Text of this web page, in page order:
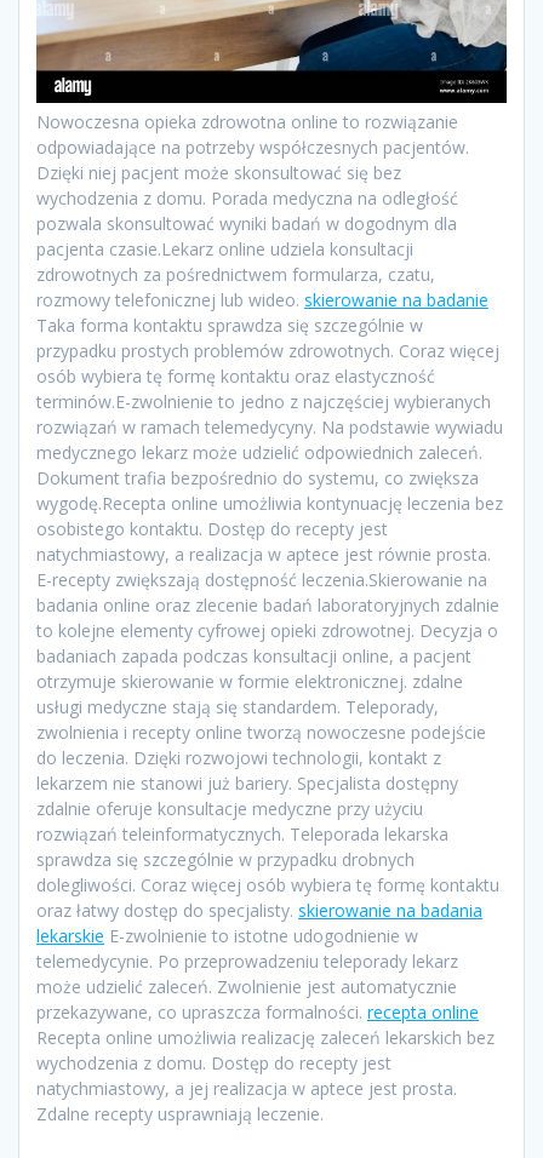
Nowoczesna opieka zdrowotna online to rozwiązanie
odpowiadające na potrzeby współczesnych pacjentów.
Dzięki niej pacjent może skonsultować się bez
wychodzenia z domu. Porada medyczna na odległość
pozwala skonsultować wyniki badań w dogodnym dla
pacjenta czasie.Lekarz online udziela konsultacji
zdrowotnych za pośrednictwem formularza, czatu,
rozmowy telefonicznej lub wideo. skierowanie na badanie
Taka forma kontaktu sprawdza się szczególnie w
przypadku prostych problemów zdrowotnych. Coraz więcej
osób wybiera tę formę kontaktu oraz elastyczność
terminów.E-zwolnienie to jedno z najczęściej wybieranych
rozwiązań w ramach telemedycyny. Na podstawie wywiadu
medycznego lekarz może udzielić odpowiednich zaleceń.
Dokument trafia bezpośrednio do systemu, co zwiększa
wygodę.Recepta online umożliwia kontynuację leczenia bez
osobistego kontaktu. Dostęp do recepty jest
natychmiastowy, a realizacja w aptece jest równie prosta.
E-recepty zwiększają dostępność leczenia.Skierowanie na
badania online oraz zlecenie badań laboratoryjnych zdalnie
to kolejne elementy cyfrowej opieki zdrowotnej. Decyzja o
badaniach zapada podczas konsultacji online, a pacjent
otrzymuje skierowanie w formie elektronicznej. zdalne
usługi medyczne stają się standardem. Teleporady,
zwolnienia i recepty online tworzą nowoczesne podejście
do leczenia. Dzięki rozwojowi technologii, kontakt z
lekarzem nie stanowi już bariery. Specjalista dostępny
zdalnie oferuje konsultacje medyczne przy użyciu
rozwiązań teleinformatycznych. Teleporada lekarska
sprawdza się szczególnie w przypadku drobnych
dolegliwości. Coraz więcej osób wybiera tę formę kontaktu
oraz łatwy dostęp do specjalisty. skierowanie na badania
lekarskie E-zwolnienie to istotne udogodnienie w
telemedycynie. Po przeprowadzeniu teleporady lekarz
może udzielić zaleceń. Zwolnienie jest automatycznie
przekazywane, co upraszcza formalności. recepta online
Recepta online umożliwia realizację zaleceń lekarskich bez
wychodzenia z domu. Dostęp do recepty jest
natychmiastowy, a jej realizacja w aptece jest prosta.
Zdalne recepty usprawniają leczenie.